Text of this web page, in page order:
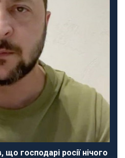
що господарі росії нічого